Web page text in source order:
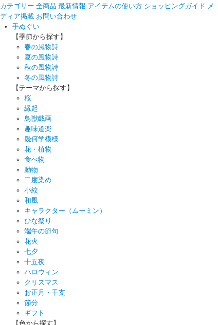
カテゴリー 全商品 最新情報 アイテムの使い方 ショッピングガイド
メ
ディア掲載 お問い合わせ
手ぬぐい
【季節から探す】
春の風物詩
夏の風物詩
秋の風物詩
冬の風物詩
【テーマから探す】
桜
縁起
鳥獣戯画
趣味道楽
幾何学模様
花・植物
食べ物
動物
二度染め
小紋
和風
キャラクター（ムーミン）
ひな祭り
端午の節句
花火
七夕
十五夜
ハロウィン
クリスマス
お正月・干支
節分
ギフト
【色から探す】